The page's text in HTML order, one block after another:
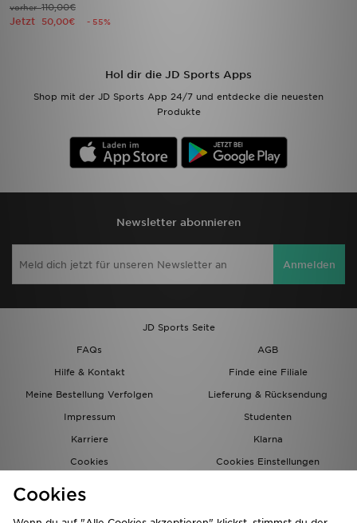
vorher110,00€
Jetzt 50,00€ - 55%
Hol dir die JD Sports Apps
Shop mit der JD Sports App 24/7 und entdecke die neuesten
Produkte
Newsletter abonnieren
Anmelden
JD Sports Seite
FAQs
AGB
Hilfe & Kontakt
Finde eine Filiale
Meine Bestellung Verfolgen
Lieferung & Rücksendung
Impressum
Studenten
Karriere
Klarna
Cookies
Cookies Einstellungen
Cookies